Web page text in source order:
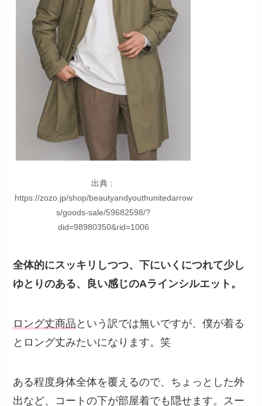
出典：
https://zozo.jp/shop/beautyandyouthunitedarrow
s/goods-sale/59682598/?
did=98980350&rid=1006
全体的にスッキリしつつ、下にいくにつれて少し
ゆとりのある、良い感じのAラインシルエット。
ロング丈商品 という訳では無いですが、僕が着る
とロング丈みたいになります。笑
ある程度身体全体を覆えるので、ちょっとした外
出など、コートの下が部屋着でも隠せます。スー